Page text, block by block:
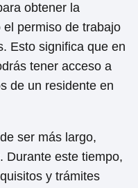
obtener la
permiso de trabajo
Esto significa que en
tener acceso a
de un residente en
ser más largo,
Durante este tiempo,
y trámites